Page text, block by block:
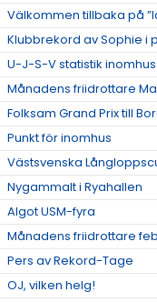
Välkommen tillbaka på
Klubbrekord av Sophie i
U-J-S-V statistik inomhus
Månadens friidrottare
Folksam Grand Prix till
Punkt för inomhus
Västsvenska
Nygammalt i Ryahallen
Algot USM-fyra
Månadens friidrottare
Pers av Rekord-Tage
OJ, vilken helg!